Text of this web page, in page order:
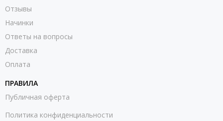
Отзывы
Начинки
Ответы на вопросы
Доставка
Оплата
ПРАВИЛА
Публичная оферта
Политика конфиденциальности